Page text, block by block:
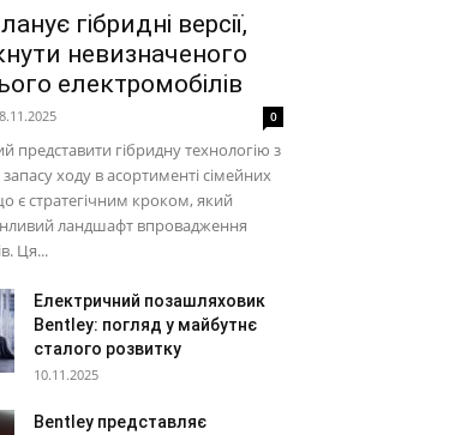
гібридні версії,
невизначеного
електромобілів
0
представити гібридну технологію з
ходу в асортименті сімейних
є стратегічним кроком, який
ландшафт впровадження
Ця...
Електричний позашляховик
Bentley: погляд у майбутнє
сталого розвитку
10.11.2025
Bentley представляє